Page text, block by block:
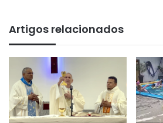
Artigos relacionados